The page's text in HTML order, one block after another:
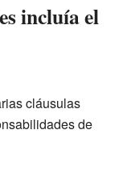
incluía el
cláusulas
de